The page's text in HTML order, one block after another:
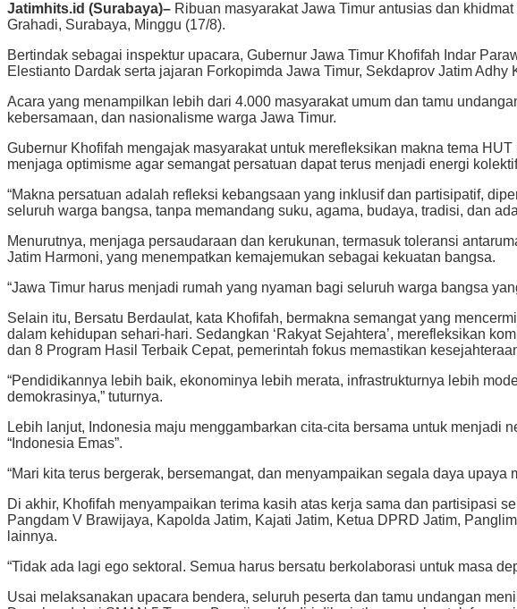
Jatimhits.id (Surabaya)– Ribuan masyarakat Jawa Timur antusias dan
Grahadi, Surabaya, Minggu (17/8).
Bertindak sebagai inspektur upacara, Gubernur Jawa Timur Khofifah Indar
Elestianto Dardak serta jajaran Forkopimda Jawa Timur, Sekdaprov Jatim Adhy
Acara yang menampilkan lebih dari 4.000 masyarakat umum dan tamu
kebersamaan, dan nasionalisme warga Jawa Timur.
Gubernur Khofifah mengajak masyarakat untuk merefleksikan makna tema
menjaga optimisme agar semangat persatuan dapat terus menjadi energi
“Makna persatuan adalah refleksi kebangsaan yang inklusif dan partisipatif,
seluruh warga bangsa, tanpa memandang suku, agama, budaya, tradisi, dan
Menurutnya, menjaga persaudaraan dan kerukunan, termasuk toleransi
Jatim Harmoni, yang menempatkan kemajemukan sebagai kekuatan bangsa.
“Jawa Timur harus menjadi rumah yang nyaman bagi seluruh warga bangsa
Selain itu, Bersatu Berdaulat, kata Khofifah, bermakna semangat yang
dalam kehidupan sehari-hari. Sedangkan ‘Rakyat Sejahtera’, merefleksikan
dan 8 Program Hasil Terbaik Cepat, pemerintah fokus memastikan
“Pendidikannya lebih baik, ekonominya lebih merata, infrastrukturnya lebih
demokrasinya,” tuturnya.
Lebih lanjut, Indonesia maju menggambarkan cita-cita bersama untuk menjadi
“Indonesia Emas”.
“Mari kita terus bergerak, bersemangat, dan menyampaikan segala daya upaya
Di akhir, Khofifah menyampaikan terima kasih atas kerja sama dan partisipasi
Pangdam V Brawijaya, Kapolda Jatim, Kajati Jatim, Ketua DPRD Jatim,
lainnya.
“Tidak ada lagi ego sektoral. Semua harus bersatu berkolaborasi untuk masa
Usai melaksanakan upacara bendera, seluruh peserta dan tamu undangan